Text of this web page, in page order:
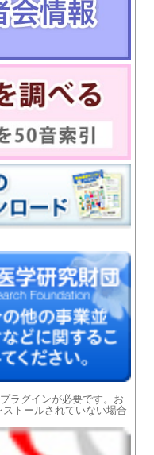
ラグインが必要です。お
トールされていない場合